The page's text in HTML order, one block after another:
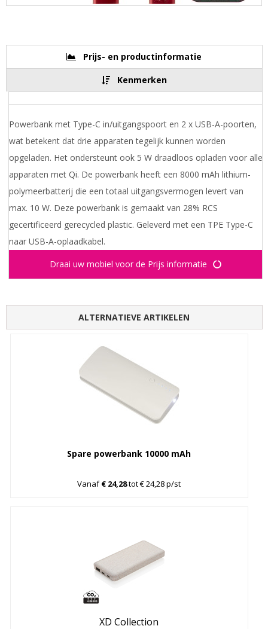
Prijs- en productinformatie
Kenmerken
Powerbank met Type-C in/uitgangspoort en 2 x USB-A-poorten,
wat betekent dat drie apparaten tegelijk kunnen worden
opgeladen. Het ondersteunt ook 5 W draadloos opladen voor alle
apparaten met Qi. De powerbank heeft een 8000 mAh lithium-
polymeerbatterij die een totaal uitgangsvermogen levert van
max. 10 W. Deze powerbank is gemaakt van 28% RCS
gecertificeerd gerecycled plastic. Geleverd met een TPE Type-C
naar USB-A-oplaadkabel.
Draai uw mobiel voor de Prijs informatie
ALTERNATIEVE ARTIKELEN
Spare powerbank 10000 mAh
Vanaf€ 24,28tot € 24,28 p/st
XD Collection